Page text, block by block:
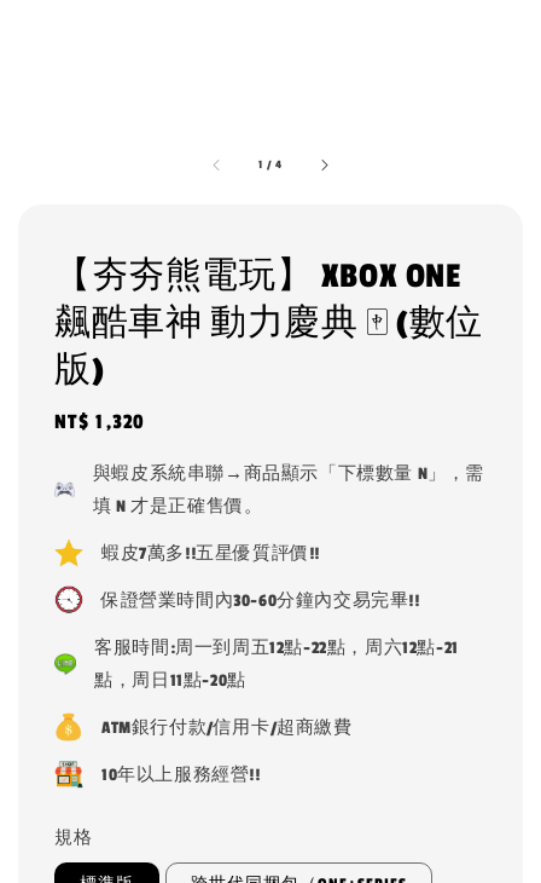
1 /4
【夯夯熊電玩】 XBOX ONE
飆酷車神 動力慶典 🀄 (數位
版)
Regular
NT$ 1,320
與蝦皮系統串聯→商品顯示「下標數量 N」，需
填 N 才是正確售價。
蝦皮7萬多!!五星優質評價!!
保證營業時間內30-60分鐘內交易完畢!!
客服時間:周一到周五12點-22點，周六12點-21
點，周日11點-20點
ATM銀行付款/信用卡/超商繳費
10年以上服務經營!!
規格